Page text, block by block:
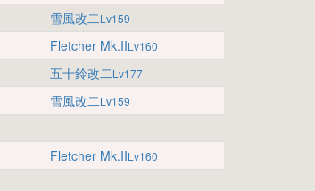
雪風改二Lv159
Fletcher Mk.IILv160
五十鈴改二Lv177
雪風改二Lv159
Fletcher Mk.IILv160